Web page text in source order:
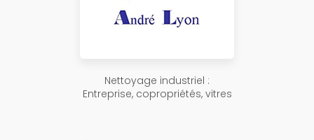
Nettoyage industriel :
Entreprise, copropriétés, vitres